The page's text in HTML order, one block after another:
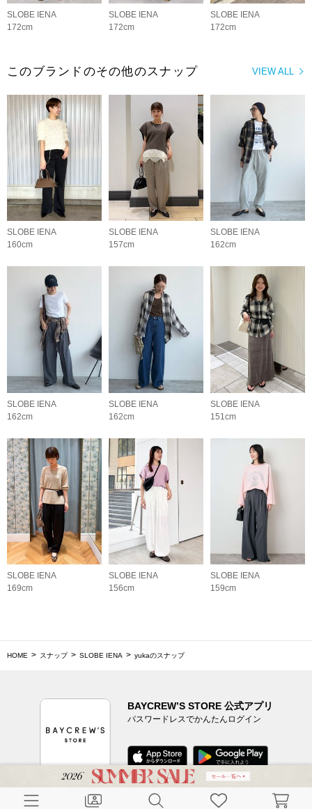
SLOBE IENA
172cm
SLOBE IENA
172cm
SLOBE IENA
172cm
VIEW ALL
このブランドのその他のスナップ
SLOBE IENA
160cm
SLOBE IENA
157cm
SLOBE IENA
162cm
SLOBE IENA
162cm
SLOBE IENA
162cm
SLOBE IENA
151cm
SLOBE IENA
169cm
SLOBE IENA
156cm
SLOBE IENA
159cm
HOME スナップ SLOBE IENA yukaのスナップ
BAYCREW’S STORE 公式アプリ
パスワードレスでかんたんログイン
CUSTOMER SERVICE